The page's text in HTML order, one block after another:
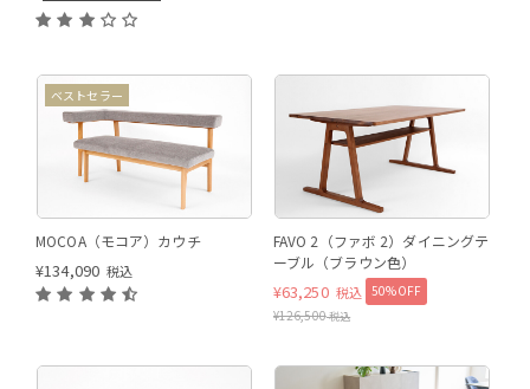
ベストセラー
MOCOA（モコア）カウチ
¥134,090 税込
FAVO 2（ファボ 2）ダイニングテ
ーブル（ブラウン色）
¥63,250 税込 50%OFF
¥126,500税込